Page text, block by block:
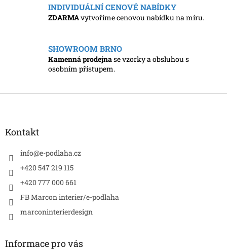
y
v
i
s
u
INDIVIDUÁLNÍ CENOVÉ NABÍDKY
ZDARMAvytvoříme cenovou nabídku na míru.
SHOWROOM BRNO
Kamenná prodejnase vzorky a obsluhou s
osobním přístupem.
Z
Kontakt
info@e-podlaha.cz
+420 547 219 115
+420 777 000 661
FB Marcon interier/e-podlaha
marconinterierdesign
Informace pro vás